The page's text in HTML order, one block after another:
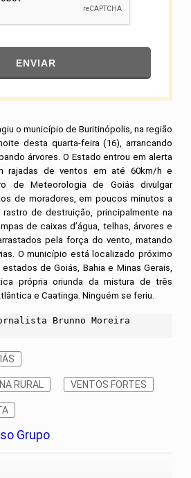
ENVIAR
o município de Buritinópolis, na região
desta quarta-feira (16), arrancando
árvores. O Estado entrou em alerta
rajadas de ventos em até 60km/h e
de Meteorologia de Goiás divulgar
de moradores, em poucos minutos a
de destruição, principalmente na
de caixas d’água, telhas, árvores e
pela força do vento, matando
O município está localizado próximo
de Goiás, Bahia e Minas Gerais,
própria oriunda da mistura de três
e Caatinga. Ninguém se feriu.
Brunno Moreira
RURAL VENTOS FORTES